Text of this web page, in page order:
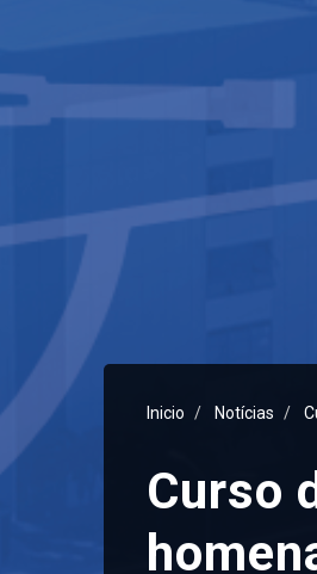
Inicio Notícias
Curso